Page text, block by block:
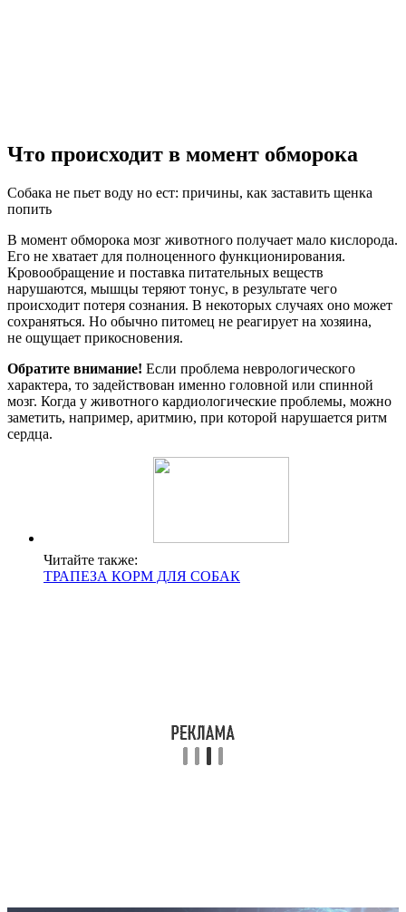
Что происходит в момент обморока
Собака не пьет воду но ест: причины, как заставить щенка
попить
В момент обморока мозг животного получает мало кислорода.
Его не хватает для полноценного функционирования.
Кровообращение и поставка питательных веществ
нарушаются, мышцы теряют тонус, в результате чего
происходит потеря сознания. В некоторых случаях оно может
сохраняться. Но обычно питомец не реагирует на хозяина,
не ощущает прикосновения.
Обратите внимание! Если проблема неврологического
характера, то задействован именно головной или спинной
мозг. Когда у животного кардиологические проблемы, можно
заметить, например, аритмию, при которой нарушается ритм
сердца.
Читайте также:
ТРАПЕЗА КОРМ ДЛЯ СОБАК